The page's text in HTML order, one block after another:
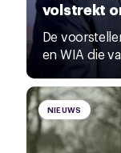
volstrekt
De
en WIA die
NIEUWS